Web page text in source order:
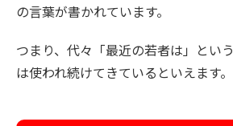
の言葉が書かれています。
つまり、代々「最近の若者は」とい
は使われ続けてきているといえます。